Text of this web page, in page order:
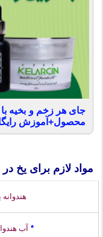
محصول+آموزش
مواد لازم برای یخ
هندوانه
* آب